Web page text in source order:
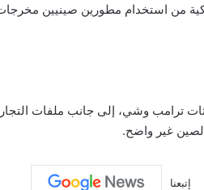
من استخدام مطورين صينيين مخرجات
ترامب وشي، إلى جانب ملفات التجارة
غير واضح.
إتبعنا